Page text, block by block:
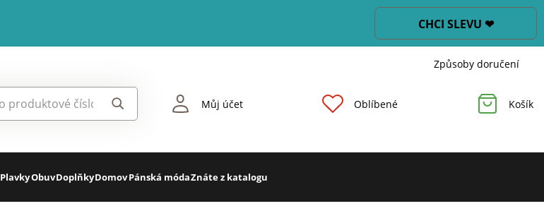
CHCI SLEVU ❤
Způsoby doručení
Můj účet Oblíbené Košík
PlavkyObuvDoplňkyDomovPánská módaZnáte z katalogu